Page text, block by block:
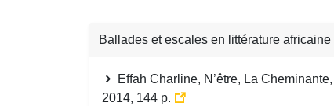
Ballades et escales en littérature africaine
Effah Charline, N’être, La Cheminante,
2014, 144 p.